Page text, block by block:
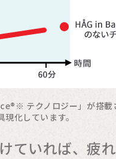
テクノロジー」が搭載
現化しています。
ていれば、疲